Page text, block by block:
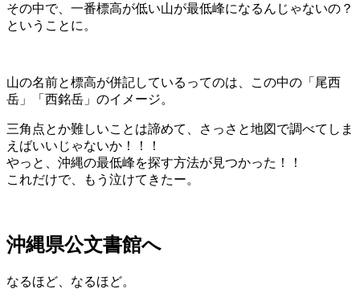
その中で、一番標高が低い山が最低峰になるんじゃないの？
ということに。
山の名前と標高が併記しているってのは、この中の「尾西
岳」「西銘岳」のイメージ。
三角点とか難しいことは諦めて、さっさと地図で調べてしま
えばいいじゃないか！！！
やっと、沖縄の最低峰を探す方法が見つかった！！
これだけで、もう泣けてきたー。
沖縄県公文書館へ
なるほど、なるほど。